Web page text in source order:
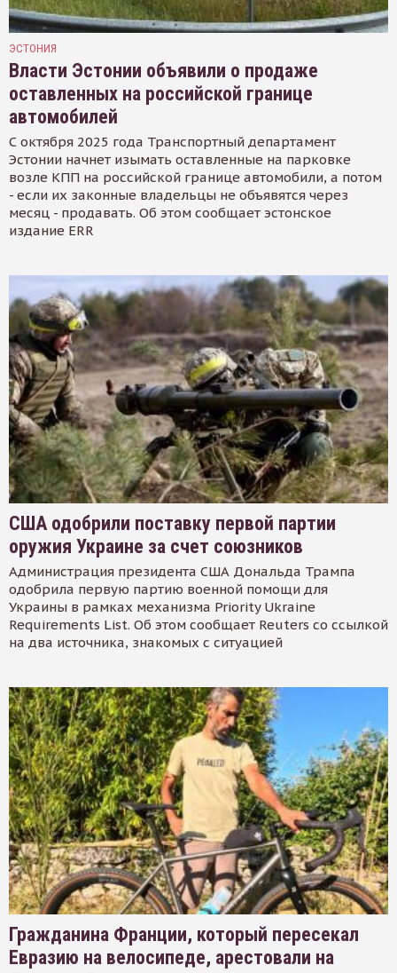
ЭСТОНИЯ
Власти Эстонии объявили о продаже
оставленных на российской границе
автомобилей
С октября 2025 года Транспортный департамент
Эстонии начнет изымать оставленные на парковке
возле КПП на российской границе автомобили, а потом
- если их законные владельцы не объявятся через
месяц - продавать. Об этом сообщает эстонское
издание ERR
США одобрили поставку первой партии
оружия Украине за счет союзников
Администрация президента США Дональда Трампа
одобрила первую партию военной помощи для
Украины в рамках механизма Priority Ukraine
Requirements List. Об этом сообщает Reuters со ссылкой
на два источника, знакомых с ситуацией
Гражданина Франции, который пересекал
Евразию на велосипеде, арестовали на